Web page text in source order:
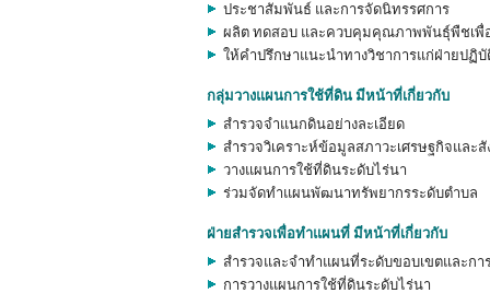
ประชาสัมพันธ์ และการจัดนิทรรศการ
ผลิต ทดสอบ และควบคุมคุณภาพพันธุ์พืชเพื่
ให้คำปรึกษาแนะนำทางวิชาการแก่ฝ่ายปฏิ
กลุ่มวางแผนการใช้ที่ดิน มีหน้าที่เกี่ยวกับ
สำรวจจำแนกดินอย่างละเอียด
สำรวจวิเคราะห์ข้อมูลสภาวะเศรษฐกิจและ
วางแผนการใช้ที่ดินระดับไร่นา
ร่วมจัดทำแผนพัฒนาทรัพยากรระดับตำบล
ฝ่ายสำรวจเพื่อทำแผนที่ มีหน้าที่เกี่ยวกับ
สำรวจและจำทำแผนที่ระดับขอบเขตและกา
การวางแผนการใช้ที่ดินระดับไร่นา